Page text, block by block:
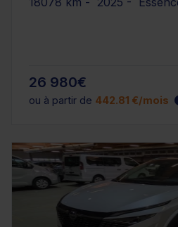
26 980€
ou à partir de 442.81 €/mois